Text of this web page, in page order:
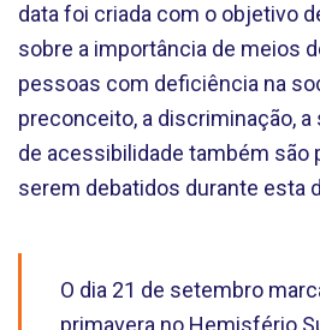
data foi criada com o objetivo
sobre a importância de meios
pessoas com deficiência na
preconceito, a discriminação, a
de acessibilidade também são
serem debatidos durante esta
O dia 21 de setembro